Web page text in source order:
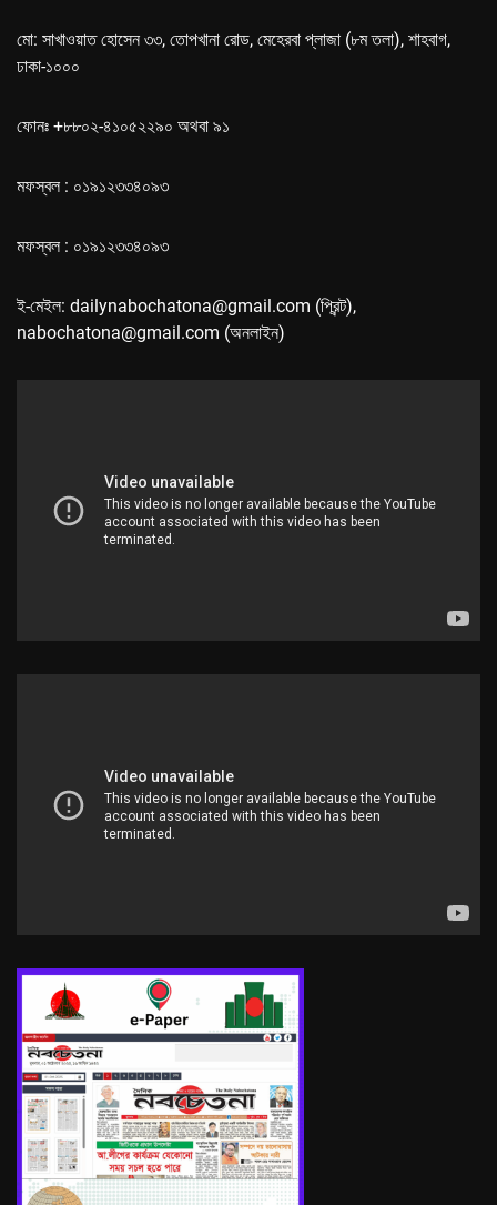
মো: সাখাওয়াত হোসেন ৩৩, তোপখানা রোড, মেহেরবা প্লাজা (৮ম তলা), শাহবাগ,
ঢাকা-১০০০
ফোনঃ +৮৮০২-৪১০৫২২৯০ অথবা ৯১
মফস্বল : ০১৯১২৩৩৪০৯৩
মফস্বল : ০১৯১২৩৩৪০৯৩
ই-মেইল: dailynabochatona@gmail.com (প্রিন্ট),
nabochatona@gmail.com (অনলাইন)